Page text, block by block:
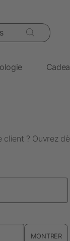
? Ouvrez
MONTRER